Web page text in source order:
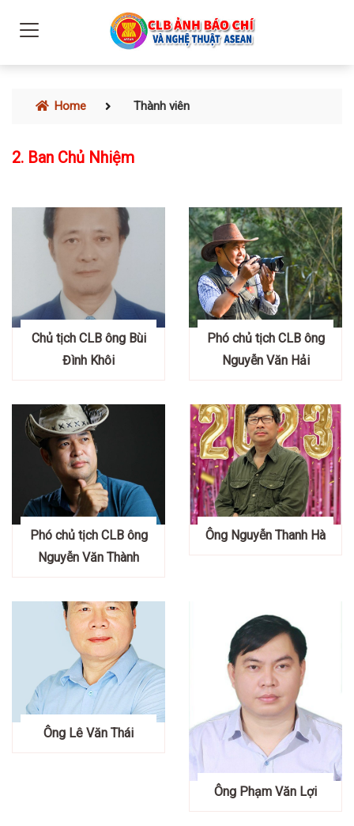
Home Thành viên
2. Ban Chủ Nhiệm
Chủ tịch CLB ông Bùi
Đình Khôi
Phó chủ tịch CLB ông
Nguyễn Văn Hải
Phó chủ tịch CLB ông
Nguyễn Văn Thành
Ông Nguyễn Thanh Hà
Ông Lê Văn Thái
Ông Phạm Văn Lợi